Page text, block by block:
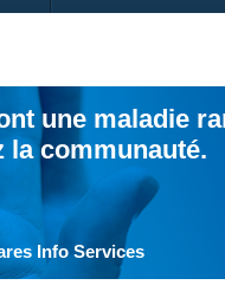
une maladie
la communauté.
Info Services